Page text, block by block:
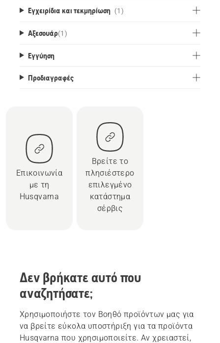
Εγχειρίδια και τεκμηρίωση (1)
Αξεσουάρ(1 )
Εγγύηση
Προδιαγραφές
Επικοινωνία
με τη
Husqvarna
Βρείτε το
πλησιέστερο
επιλεγμένο
κατάστημα
σέρβις
Δεν βρήκατε αυτό που
αναζητήσατε;
Χρησιμοποιήστε τον Βοηθό προϊόντων μας για
να βρείτε εύκολα υποστήριξη για τα προϊόντα
Husqvarna που χρησιμοποιείτε. Αν χρειαστεί,